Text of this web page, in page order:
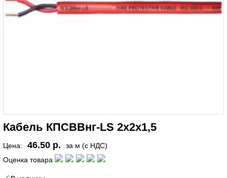
Кабель КПСВВнг-LS 2х2х1,5
Цена: 46.50 р.
за м (с НДС)
Оценка товара